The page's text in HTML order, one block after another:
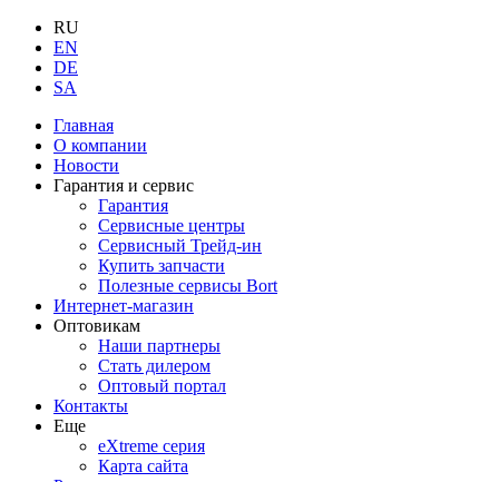
RU
EN
DE
SA
Главная
О компании
Новости
Гарантия и сервис
Гарантия
Сервисные центры
Сервисный Трейд-ин
Купить запчасти
Полезные сервисы Bort
Интернет-магазин
Оптовикам
Наши партнеры
Стать дилером
Оптовый портал
Контакты
Еще
eXtreme серия
Карта сайта